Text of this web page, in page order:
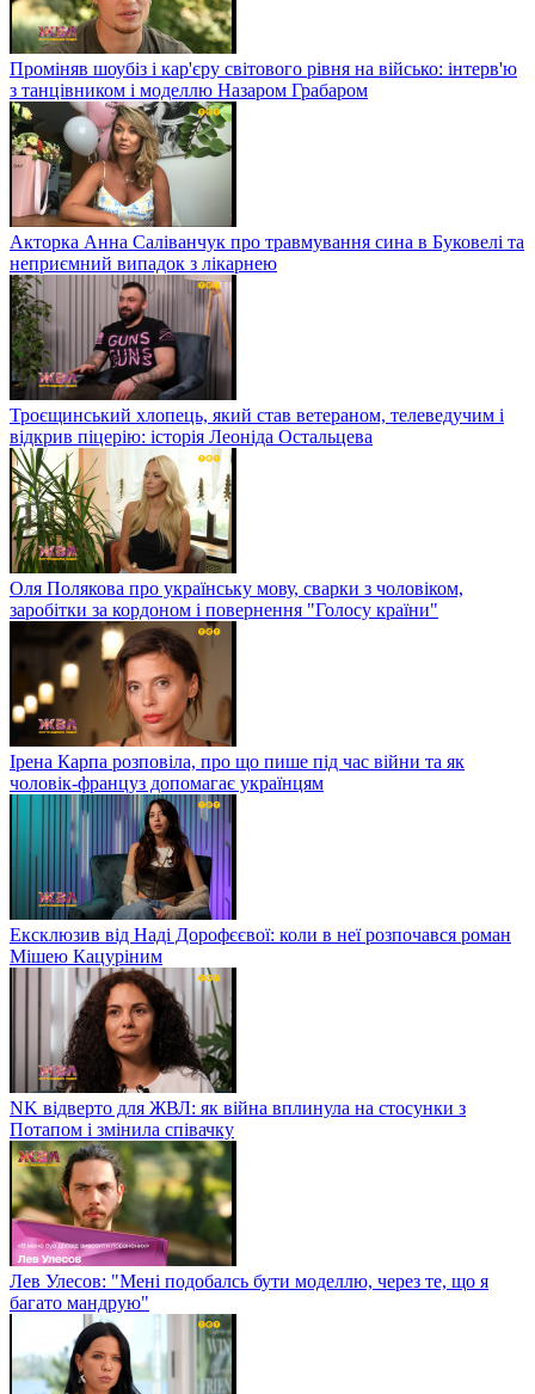
Проміняв шоубіз і кар'єру світового рівня на військо: інтерв'ю
з танцівником і моделлю Назаром Грабаром
Акторка Анна Саліванчук про травмування сина в Буковелі та
неприємний випадок з лікарнею
Троєщинський хлопець, який став ветераном, телеведучим і
відкрив піцерію: історія Леоніда Остальцева
Оля Полякова про українську мову, сварки з чоловіком,
заробітки за кордоном і повернення "Голосу країни"
Ірена Карпа розповіла, про що пише під час війни та як
чоловік-француз допомагає українцям
Ексклюзив від Наді Дорофєєвої: коли в неї розпочався роман
Мішею Кацуріним
NK відверто для ЖВЛ: як війна вплинула на стосунки з
Потапом і змінила співачку
Лев Улесов: "Мені подобалсь бути моделлю, через те, що я
багато мандрую"